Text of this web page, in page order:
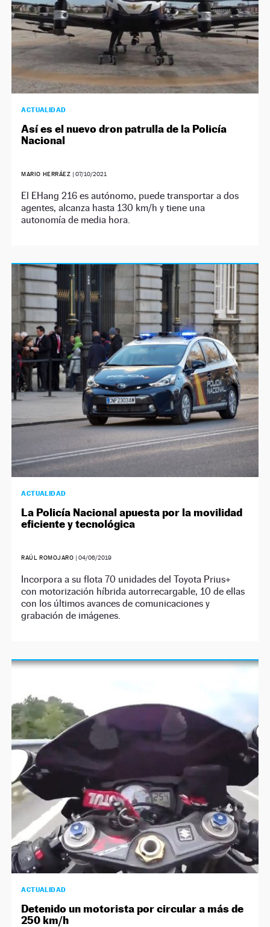
ACTUALIDAD
Así es el nuevo dron patrulla de la Policía
Nacional
MARIO HERRÁEZ | 07/10/2021
El EHang 216 es autónomo, puede transportar a dos
agentes, alcanza hasta 130 km/h y tiene una
autonomía de media hora.
ACTUALIDAD
La Policía Nacional apuesta por la movilidad
eficiente y tecnológica
RAÚL ROMOJARO | 04/06/2019
Incorpora a su flota 70 unidades del Toyota Prius+
con motorización híbrida autorrecargable, 10 de ellas
con los últimos avances de comunicaciones y
grabación de imágenes.
ACTUALIDAD
Detenido un motorista por circular a más de
250 km/h